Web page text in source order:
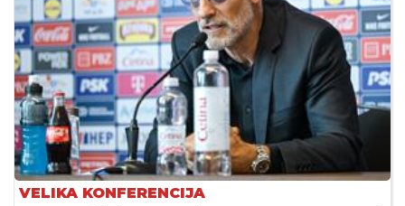
VELIKA KONFERENCIJA